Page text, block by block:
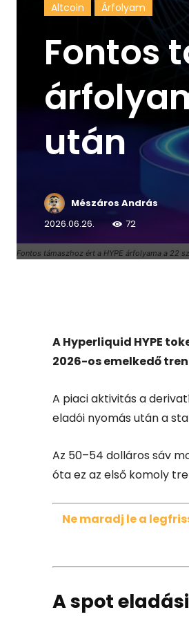
Fontos támaszhoz ért a HYPE árfolyama a 22
Altcoin Árfolyam
Fontos
után
Mészáros András
2026.06.26.
72
A Hyperliquid HYPE
2026-os emelkedő
A piaci aktivitás a
eladói nyomás után a
Az 50–54 dolláros sáv
óta ez az első komoly
Ne maradj le a
A spot